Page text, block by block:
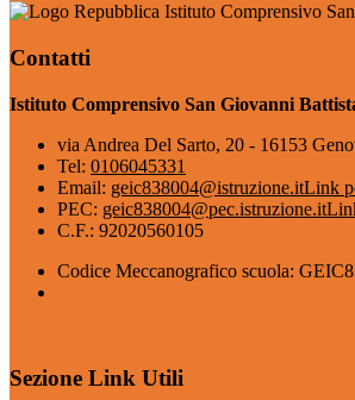
Istituto Comprensivo
Contatti
Istituto Comprensivo San Giovanni
via Andrea Del Sarto, 20 - 16153
Tel: 0106045331
Email: geic838004@istruzione.itLink
PEC: geic838004@pec.istruzione.it
C.F.: 92020560105
Codice Meccanografico scuola:
Sezione Link Utili